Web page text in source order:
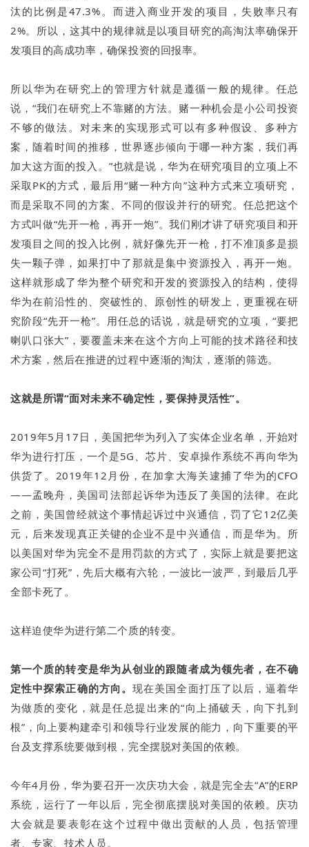
汰的比例是47.3%。而进入商业开发的项目，失败率只有
2%。所以，这其中的规律就是以项目研究的高淘汰率确保开
发项目的高成功率，确保投资的回报率。
所以华为在研究上的管理方针就是遵循一般的规律。任总
说，“我们在研究上不靠赌的方法。赌一种机会是小公司投资
不够的做法。对未来的实现形式可以有多种假设、多种方
案，随着时间的推移，世界逐步倾向于哪一种方案，我们再
加大这方面的投入。”也就是说，华为在研究项目的立项上不
采取PK的方式，最后用“赌一种方向”这种方式来立项研究，
而是采取不同的方案、不同的假设并行的研究。任总把这个
方式叫做“先开一枪，再开一炮”。我们刚才讲了研究项目和开
发项目之间的投入比例，就好像先开一枪，打不准顶多是损
失一颗子弹，如果打中了那就是集中资源投入，再开一炮。
这样就形成了华为整个研究和开发的资源投入的结构，使得
华为在前沿性的、突破性的、原创性的研发上，更重视在研
究阶段“先开一枪”。用任总的话说，就是研究的立项，“要把
喇叭口张大”，要覆盖未来在这个方向上可能的技术路径和技
术方案，然后在推进的过程中逐渐的淘汰，逐渐的筛选。
这就是所谓“面对未来不确定性，要保持灵活性”。
2019年5月17日，美国把华为列入了实体企业名单，开始对
华为进行打压，一个是5G、芯片、安卓操作系统不再向华为
供货了。2019年12月份，在加拿大海关逮捕了华为的CFO
——孟晚舟，美国司法部起诉华为违反了美国的法律。在此
之前，美国曾经就这个事情起诉过中兴通信，罚了它12亿美
元，后来发现真正关键的企业不是中兴通信，而是华为。所
以美国对华为完全不是用罚款的方式了，实际上就是要把这
家公司“打死”，先后大概有六轮，一波比一波严，到最后几乎
全部卡死了。
这样迫使华为进行第二个质的转变。
第一个质的转变是华为从创业的跟随者成为领先者，在不确
定性中探索正确的方向。现在美国全面打压了以后，逼着华
为做质的变化，就是任总提出来的“向上捅破天，向下扎到
根”，向上要构建牵引和领导行业发展的能力，向下重要的平
台及支撑系统要做到根，完全摆脱对美国的依赖。
今年4月份，华为要召开一次庆功大会，就是完全去“A”的ERP
系统，运行了一年以后，完全彻底摆脱对美国的依赖。庆功
大会就是要表彰在这个过程中做出贡献的人员，包括管理
者、专家、技术人员。